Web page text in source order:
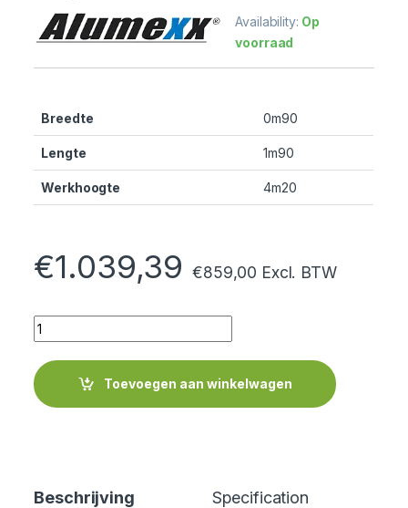
Availability: Op
voorraad
Breedte 0m90
Lengte 1m90
Werkhoogte 4m20
€1.039,39 €859,00 Excl. BTW
Quantity
Toevoegen aan winkelwagen
Beschrijving Specification